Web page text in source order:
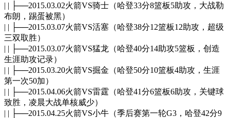
| | ├──2015.03.02火箭VS骑士（哈登33分8篮板5助攻，大战勒
布朗，踢蛋被黑）
| | ├──2015.03.07火箭VS活塞（哈登38分12篮板12助攻，超级
三双取胜）
| | ├──2015.03.07火箭VS猛龙（哈登40分14助攻5篮板，创造
生涯助攻记录）
| | ├──2015.03.20火箭VS掘金（哈登50分10篮板4助攻，生涯
第一次50加）
| | ├──2015.04.06火箭VS雷霆（哈登41分6篮板6助攻，关键球
致胜，凌晨大战单核威少）
| | ├──2015.04.25火箭VS小牛（季后赛第一轮G3，哈登42分9